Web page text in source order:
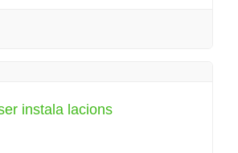
instala lacions